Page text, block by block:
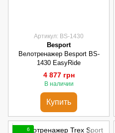
Артикул: BS-1430
Besport
Велотренажер Besport BS-
1430 EasyRide
4 877 грн
В наличии
Купить
6